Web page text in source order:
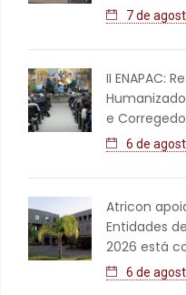
7 de
II ENAPAC:
e
6 de
Atricon
Entidades
2026 está
6 de